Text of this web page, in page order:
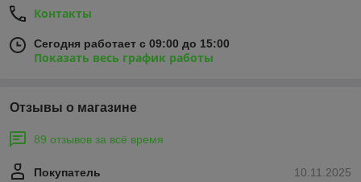
Контакты
Сегодня работает с 09:00 до 15:00
Показать весь график работы
Отзывы о магазине
89 отзывов за всё время
10.11.2025
Покупатель